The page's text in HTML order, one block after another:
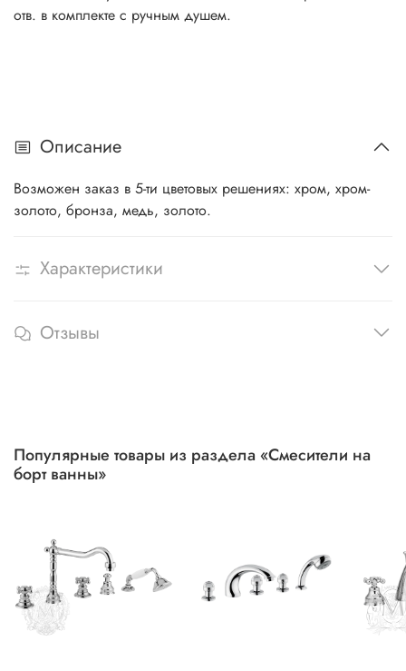
отв. в комплекте с ручным душем.
Описание
Возможен заказ в 5-ти цветовых решениях: хром, хром-
золото, бронза, медь, золото.
Характеристики
Отзывы
Популярные товары из раздела «Смесители на
борт ванны»